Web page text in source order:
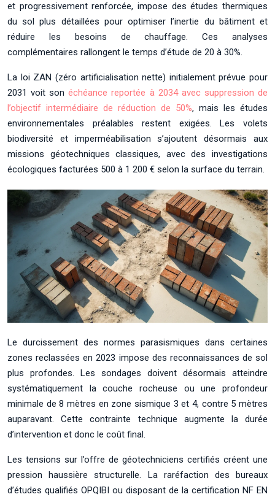
et progressivement renforcée, impose des études thermiques
du sol plus détaillées pour optimiser l’inertie du bâtiment et
réduire les besoins de chauffage. Ces analyses
complémentaires rallongent le temps d’étude de 20 à 30%.
La loi ZAN (zéro artificialisation nette) initialement prévue pour
2031 voit sonéchéance reportée à 2034 avec suppression de
l’objectif intermédiaire de réduction de 50%, mais les études
environnementales préalables restent exigées. Les volets
biodiversité et imperméabilisation s’ajoutent désormais aux
missions géotechniques classiques, avec des investigations
écologiques facturées 500 à 1 200 € selon la surface du terrain.
Le durcissement des normes parasismiques dans certaines
zones reclassées en 2023 impose des reconnaissances de sol
plus profondes. Les sondages doivent désormais atteindre
systématiquement la couche rocheuse ou une profondeur
minimale de 8 mètres en zone sismique 3 et 4, contre 5 mètres
auparavant. Cette contrainte technique augmente la durée
d’intervention et donc le coût final.
Les tensions sur l’offre de géotechniciens certifiés créent une
pression haussière structurelle. La raréfaction des bureaux
d’études qualifiés OPQIBI ou disposant de la certification NF EN